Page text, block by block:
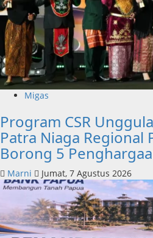
Migas
Program CSR
Patra Niaga Regional
Borong 5
Marni Jumat, 7 Agustus 2026